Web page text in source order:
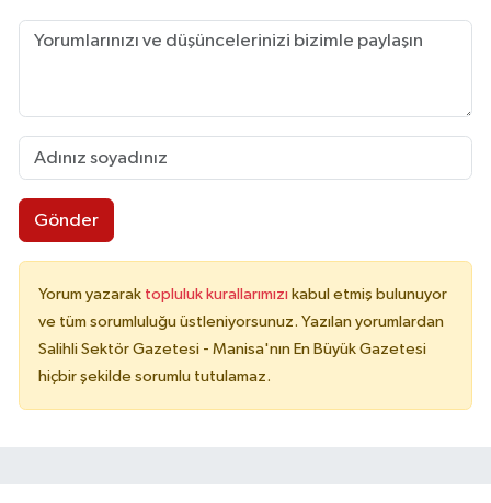
Gönder
Yorum yazarak topluluk kurallarımızı kabul etmiş bulunuyor
ve tüm sorumluluğu üstleniyorsunuz. Yazılan yorumlardan
Salihli Sektör Gazetesi - Manisa'nın En Büyük Gazetesi
hiçbir şekilde sorumlu tutulamaz.